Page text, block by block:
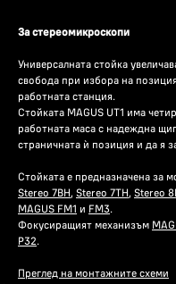
За стереомикроскопи
Универсалната стойка
свобода при избора на
работната станция.
Стойката MAGUS UT1 има
работната маса с надеждна
страничната ѝ позиция и да я
Стойката е предназначена за
Stereo 7BH, Stereo 7TH, Stereo
MAGUS FM1 и FM3.
Фокусиращият механизъм
P32.
Преглед на монтажните схеми